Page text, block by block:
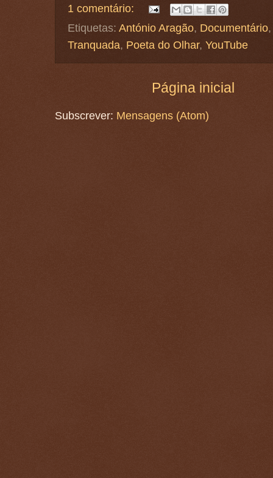
1 comentário:
Etiquetas: António Aragão, Documentário
Tranquada, Poeta do Olhar, YouTube
Página inicial
Subscrever: Mensagens (Atom)